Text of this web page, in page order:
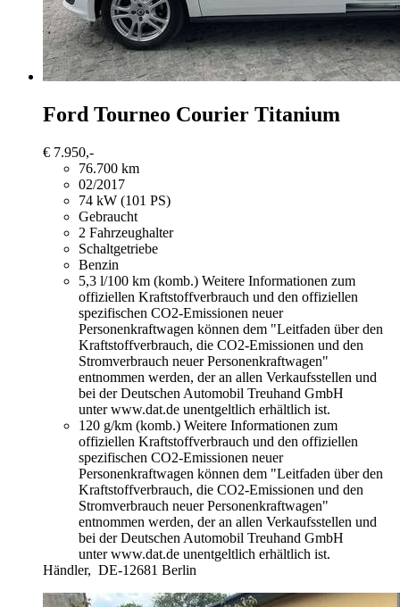
Ford Tourneo Courier Titanium
€ 7.950,-
76.700 km
02/2017
74 kW (101 PS)
Gebraucht
2 Fahrzeughalter
Schaltgetriebe
Benzin
5,3 l/100 km (komb.) Weitere Informationen zum
offiziellen Kraftstoffverbrauch und den offiziellen
spezifischen CO2-Emissionen neuer
Personenkraftwagen können dem "Leitfaden über den
Kraftstoffverbrauch, die CO2-Emissionen und den
Stromverbrauch neuer Personenkraftwagen"
entnommen werden, der an allen Verkaufsstellen und
bei der Deutschen Automobil Treuhand GmbH
unter www.dat.de unentgeltlich erhältlich ist.
120 g/km (komb.) Weitere Informationen zum
offiziellen Kraftstoffverbrauch und den offiziellen
spezifischen CO2-Emissionen neuer
Personenkraftwagen können dem "Leitfaden über den
Kraftstoffverbrauch, die CO2-Emissionen und den
Stromverbrauch neuer Personenkraftwagen"
entnommen werden, der an allen Verkaufsstellen und
bei der Deutschen Automobil Treuhand GmbH
unter www.dat.de unentgeltlich erhältlich ist.
Händler, DE-12681 Berlin